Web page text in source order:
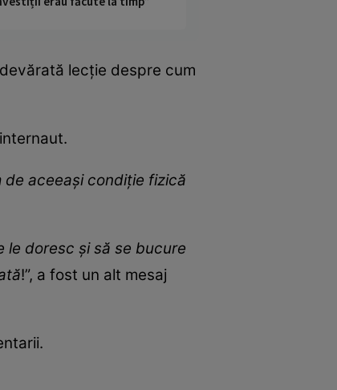
lecție despre cum
de aceeași condiție fizică
le doresc și să se bucure
!”, a fost un alt mesaj